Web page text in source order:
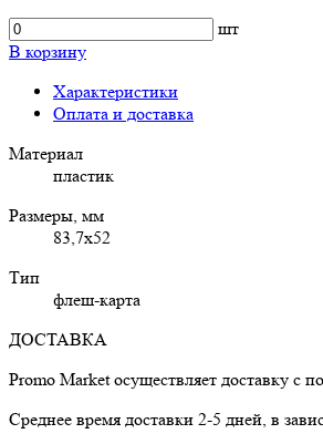
шт
В корзину
Характеристики
Оплата и доставка
Материал
пластик
Размеры, мм
83,7x52
Тип
флеш-карта
ДОСТАВКА
Promo Market осуществляет доставку
Среднее время доставки 2-5 дней, в